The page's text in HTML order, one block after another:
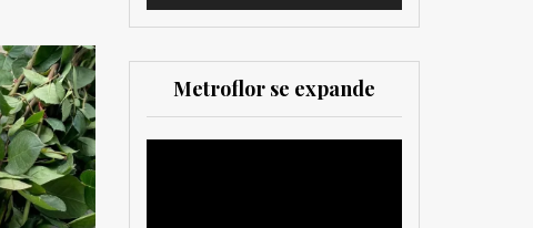
Metroflor se expande